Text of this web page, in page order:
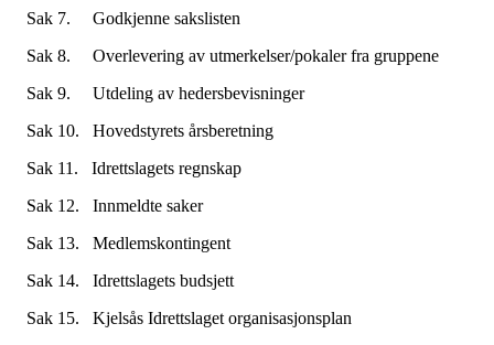
Sak 7. Godkjenne sakslisten
Sak 8. Overlevering av utmerkelser/pokaler fra gruppene
Sak 9. Utdeling av hedersbevisninger
Sak 10. Hovedstyrets årsberetning
Sak 11. Idrettslagets regnskap
Sak 12. Innmeldte saker
Sak 13. Medlemskontingent
Sak 14. Idrettslagets budsjett
Sak 15. Kjelsås Idrettslaget organisasjonsplan